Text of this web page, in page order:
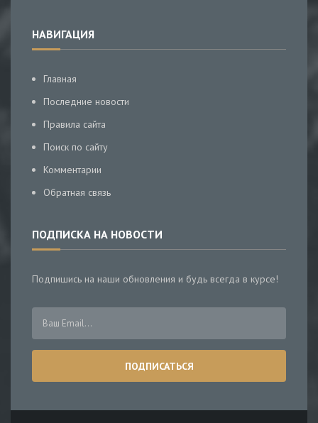
НАВИГАЦИЯ
Главная
Последние новости
Правила сайта
Поиск по сайту
Комментарии
Обратная связь
ПОДПИСКА НА НОВОСТИ
Подпишись на наши обновления и будь всегда в курсе!